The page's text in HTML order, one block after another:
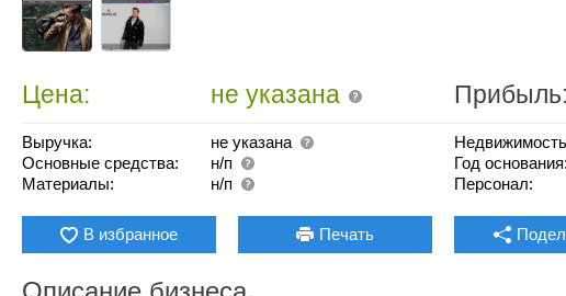
Цена: не указана Прибыль:
Выручка:
не указана
Основные средства:
н/п
Материалы:
н/п
Год основания:
Персонал:
В избранное Печать